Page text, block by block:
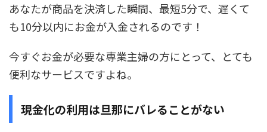
あなたが商品を決済した瞬間、最短5分で、遅くて
も10分以内にお金が入金されるのです！
今すぐお金が必要な専業主婦の方にとって、とても
便利なサービスですよね。
現金化の利用は旦那にバレることがない